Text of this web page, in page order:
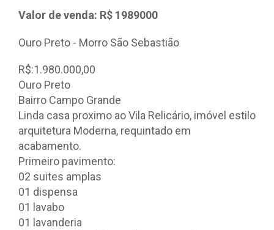
Valor de venda: R$ 1989000
Ouro Preto - Morro São Sebastião
R$:1.980.000,00
Ouro Preto
Bairro Campo Grande
Linda casa proximo ao Vila Relicário, imóvel estilo
arquitetura Moderna, requintado em
acabamento.
Primeiro pavimento:
02 suites amplas
01 dispensa
01 lavabo
01 lavanderia